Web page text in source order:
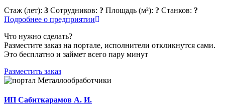
Стаж (лет): 3 Сотрудников: ? Площадь (м²): ? Станков: ?
Подробнее о предприятии
Что нужно сделать?
Разместите заказ на портале, исполнители откликнутся сами.
Это бесплатно и займет всего пару минут
Разместить заказ
ИП Сабиткарамов А. И.